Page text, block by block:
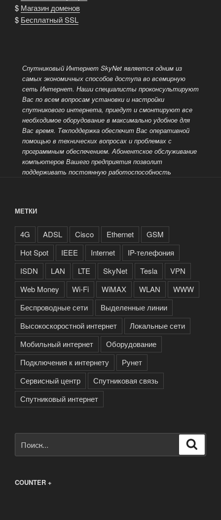
$ Магазин доменов
$ Бесплатный SSL
Спутниковый Интернет SkyNet является одним из
самых экономичных способов доступа во всемирную
сеть Интернет. Наши специалисты проконсультируют
Вас по всем вопросам установки и настройки
спутникового интернета, приедут и смонтируют все
необходимое оборудование в максимально удобное для
Вас время. Техподдержка обеспечит Вас оперативной
помощью в технических вопросах и проблемах с
программным обеспечением.Абонентское обслуживание
компьютеров Вашего предприятия позволит
поддерживать постоянную работоспособность
МЕТКИ
4G ADSL Cisco Ethernet
GSM
Hot Spot
IEEE Internet
IP-телефония
ISDN
LAN LTE SkyNet Tesla
VPN
Web Money
Wi-Fi WiMAX WLAN
WWW
Беспроводные сети
Выделенные линии
Высокоскоростной интернет
Локальные сети
Мобильный интернет
Оборудование
Подключения к интернету
Рунет
Сервисный центр
Спутниковая связь
Спутниковый интернет
COUNTER +